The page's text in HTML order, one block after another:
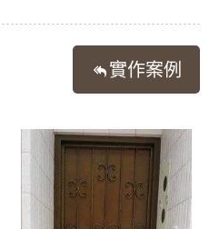
實作案例